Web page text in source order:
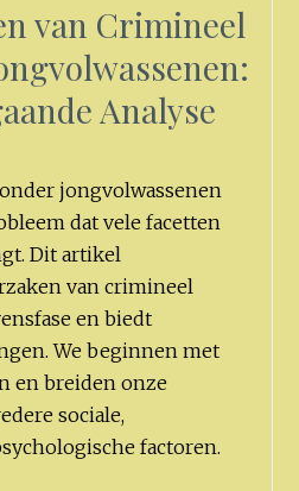
van Crimineel
Analyse
jongvolwassenen
dat vele facetten
Dit artikel
van crimineel
en biedt
We beginnen met
en breiden onze
sociale,
factoren.